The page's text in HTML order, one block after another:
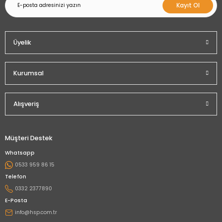
Kayıt Ol
Üyelik
Kurumsal
Alışveriş
Müşteri Destek
Whatsapp
0533 959 86 15
Telefon
0332 2377890
E-Posta
info@hsp.com.tr